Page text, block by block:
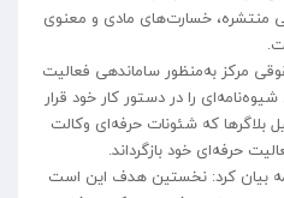
منتشره، خسارت‌های مادی و معنوی
مرکز به‌منظور ساماندهی فعالیت
را در دستور کار خود قرار
بلاگرها که شئونات حرفه‌ای وکالت
حرفه‌ای خود بازگرداند.
بیان کرد: نخستین هدف این است